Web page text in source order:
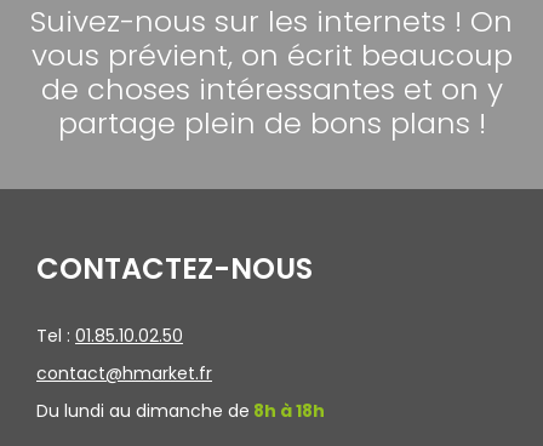
Suivez-nous sur les internets ! On
vous prévient, on écrit beaucoup
de choses intéressantes et on y
partage plein de bons plans !
CONTACTEZ-NOUS
Tel : 01.85.10.02.50
contact@hmarket.fr
Du lundi au dimanche de 8h à 18h